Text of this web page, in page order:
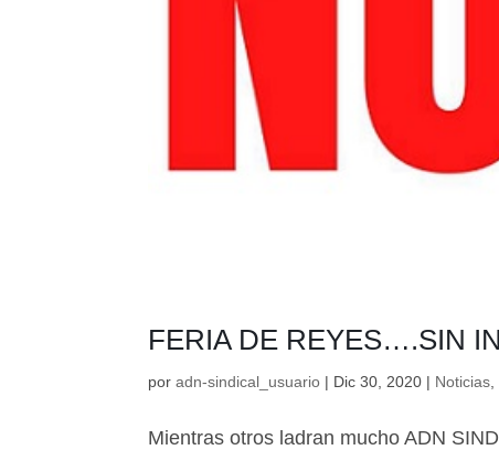
FERIA DE REYES….SIN
poradn-sindical_usuario | Dic 30, 2020 | Noticias
Mientras otros ladran mucho ADN